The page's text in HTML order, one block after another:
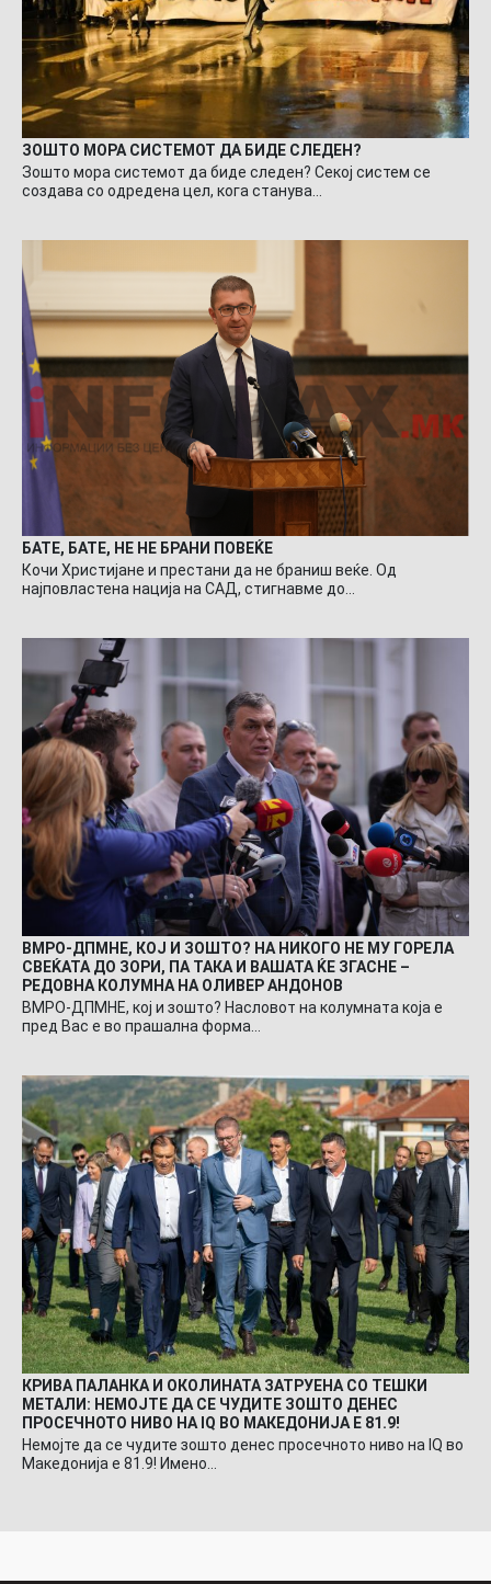
ЗОШТО МОРА СИСТЕМОТ ДА БИДЕ СЛЕДЕН?
Зошто мора системот да биде следен? Секој систем се
создава со одредена цел, кога станува…
БАТЕ, БАТЕ, НЕ НЕ БРАНИ ПОВЕЌЕ
Кочи Христијане и престани да не браниш веќе. Од
најповластена нација на САД, стигнавме до…
ВМРО-ДПМНЕ, КОЈ И ЗОШТО? НА НИКОГО НЕ МУ ГОРЕЛА
СВЕЌАТА ДО ЗОРИ, ПА ТАКА И ВАШАТА ЌЕ ЗГАСНЕ –
РЕДОВНА КОЛУМНА НА ОЛИВЕР АНДОНОВ
ВМРО-ДПМНЕ, кој и зошто? Насловот на колумната која е
пред Вас е во прашална форма…
КРИВА ПАЛАНКА И ОКОЛИНАТА ЗАТРУЕНА СО ТЕШКИ
МЕТАЛИ: НЕМОЈТЕ ДА СЕ ЧУДИТЕ ЗОШТО ДЕНЕС
ПРОСЕЧНОТО НИВО НА IQ ВО МАКЕДОНИЈА Е 81.9!
Немојте да се чудите зошто денес просечното ниво на IQ во
Македонија е 81.9! Имено…